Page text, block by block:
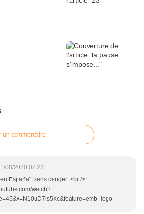
un commentaire
08/2020 08:23
España", sans danger: <br />
watch?